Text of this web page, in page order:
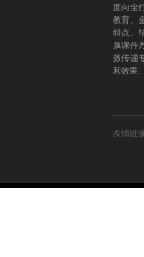
面向全
教育、
特点。
属课件
效传递
和效果。
友情链